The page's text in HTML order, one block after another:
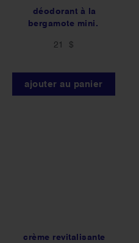
déodorant à la
bergamote mini.
21 $
ajouter au panier
crème revitalisante